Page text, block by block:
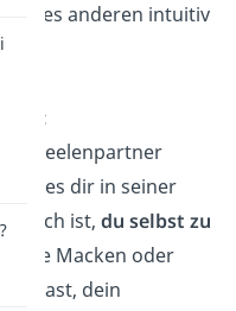
des anderen intuitiv
Seelenpartner
es dir in seiner
ist, du selbst zu
Macken oder
du hast, dein